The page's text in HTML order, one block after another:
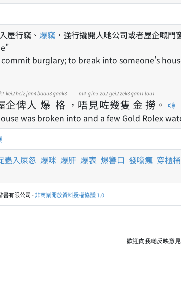
入屋行竊、 爆竊 ，強行撬開人哋公司或者屋企嘅
burglary; to break into someone's
企
kei2
俾
bei2
人
jan4
爆
baau3
格
gaak3
， 唔
m4
見
gin3
咗
zo2
幾
gei2
隻
zek3
金
gam1
撈
lou1
。
was broken into and a few Gold Rolex
蟲入屎忽 爆咪 爆肝 爆表 爆響口 發噏瘋 穿櫃
書有限公司 -非商業開放資料授權協議 1.0
歡迎向我哋反映意